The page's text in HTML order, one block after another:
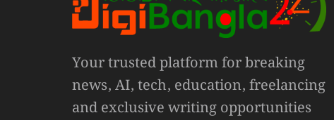
Your trusted platform for breaking
news, AI, tech, education, freelancing
and exclusive writing opportunities